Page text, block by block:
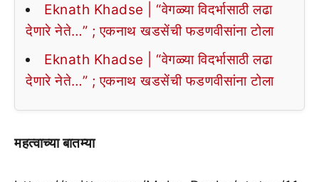
Eknath Khadse | “वेगळ्या विदर्भासाठी लढा
देणारे नेते…” ; एकनाथ खडसेंची फडणवीसांना टोला
Eknath Khadse | “वेगळ्या विदर्भासाठी लढा
देणारे नेते…” ; एकनाथ खडसेंची फडणवीसांना टोला
महत्वाच्या बातम्या